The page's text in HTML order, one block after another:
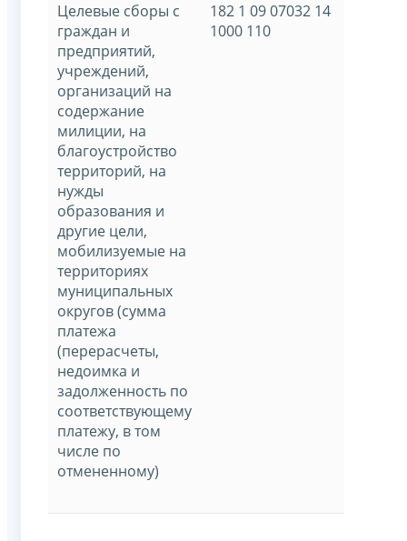
Целевые сборы с
граждан и
предприятий,
учреждений,
организаций на
содержание
милиции, на
благоустройство
территорий, на
нужды
образования и
другие цели,
мобилизуемые на
территориях
муниципальных
округов (сумма
платежа
(перерасчеты,
недоимка и
задолженность по
соответствующему
платежу, в том
числе по
отмененному)
182 1 09 07032 14
1000 110